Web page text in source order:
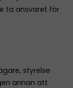
ta ansvaret för
styrelse
annan att